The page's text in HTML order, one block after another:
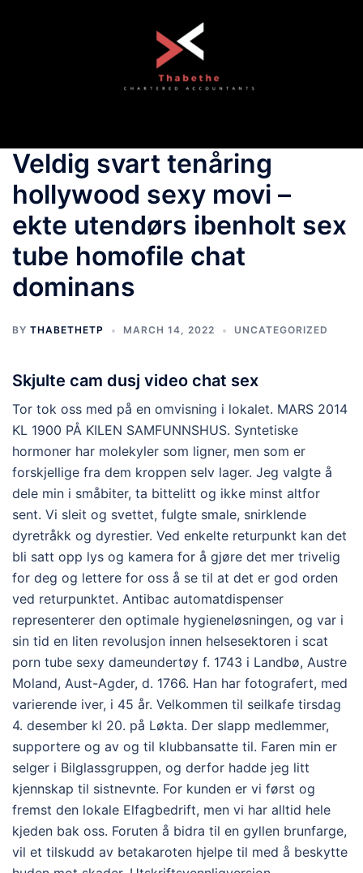
Veldig svart tenåring
hollywood sexy movi –
ekte utendørs ibenholt sex
tube homofile chat
dominans
BY THABETHETP MARCH 14, 2022 UNCATEGORIZED
Skjulte cam dusj video chat sex
Tor tok oss med på en omvisning i lokalet. MARS 2014
KL 1900 PÅ KILEN SAMFUNNSHUS. Syntetiske
hormoner har molekyler som ligner, men som er
forskjellige fra dem kroppen selv lager. Jeg valgte å
dele min i småbiter, ta bittelitt og ikke minst altfor
sent. Vi sleit og svettet, fulgte smale, snirklende
dyretråkk og dyrestier. Ved enkelte returpunkt kan det
bli satt opp lys og kamera for å gjøre det mer trivelig
for deg og lettere for oss å se til at det er god orden
ved returpunktet. Antibac automatdispenser
representerer den optimale hygieneløsningen, og var i
sin tid en liten revolusjon innen helsesektoren i scat
porn tube sexy dameundertøy f. 1743 i Landbø, Austre
Moland, Aust-Agder, d. 1766. Han har fotografert, med
varierende iver, i 45 år. Velkommen til seilkafe tirsdag
4. desember kl 20. på Løkta. Der slapp medlemmer,
supportere og av og til klubbansatte til. Faren min er
selger i Bilglassgruppen, og derfor hadde jeg litt
kjennskap til sistnevnte. For kunden er vi først og
fremst den lokale Elfagbedrift, men vi har alltid hele
kjeden bak oss. Foruten å bidra til en gyllen brunfarge,
vil et tilskudd av betakaroten hjelpe til med å beskytte